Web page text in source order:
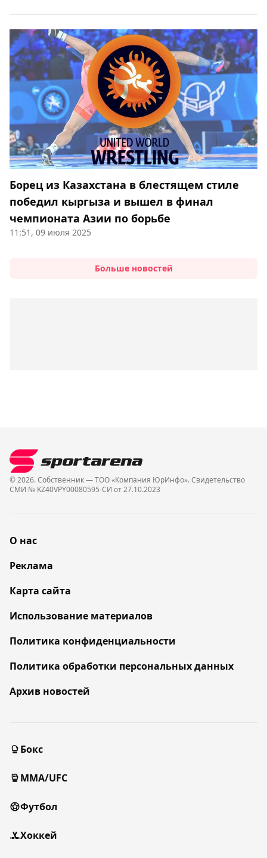
Борец из Казахстана в блестящем стиле
победил кыргыза и вышел в финал
чемпионата Азии по борьбе
11:51, 09 июля 2025
Больше новостей
© 2026. Собственник — ТОО «Компания ЮрИнфо». Cвидетельство
СМИ № KZ40VPY00080595-СИ от 27.10.2023
О нас
Реклама
Карта сайта
Использование материалов
Политика конфиденциальности
Политика обработки персональных данных
Архив новостей
Бокс
MMA/UFC
Футбол
Хоккей